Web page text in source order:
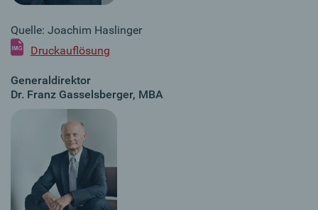
Quelle: Joachim Haslinger
Druckauflösung
Generaldirektor
Dr. Franz Gasselsberger, MBA